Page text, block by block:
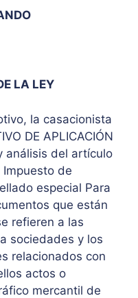
LA LEY
la casacionista
DE APLICACIÓN
análisis del artículo
Impuesto de
especial Para
que están
refieren a las
sociedades y los
relacionados con
actos o
mercantil de